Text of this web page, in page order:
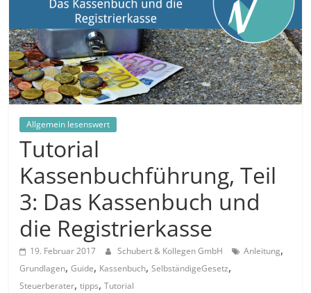
außerhalb
Mitteldeutschlands
Allgemein lesenswert
Tutorial
Kassenbuchführung, Teil
3: Das Kassenbuch und
die Registrierkasse
19. Februar 2017 Schubert & Kollegen GmbH Anleitung,
Grundlagen,Guide, Kassenbuch,SelbständigeGesetz,
Steuerberater,tipps,Tutorial